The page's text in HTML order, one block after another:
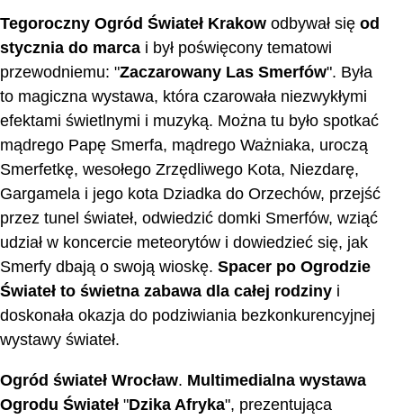
Tegoroczny Ogród Świateł Krakow odbywał się od
stycznia do marca i był poświęcony tematowi
przewodniemu: "Zaczarowany Las Smerfów". Była
to magiczna wystawa, która czarowała niezwykłymi
efektami świetlnymi i muzyką. Można tu było spotkać
mądrego Papę Smerfa, mądrego Ważniaka, uroczą
Smerfetkę, wesołego Zrzędliwego Kota, Niezdarę,
Gargamela i jego kota Dziadka do Orzechów, przejść
przez tunel świateł, odwiedzić domki Smerfów, wziąć
udział w koncercie meteorytów i dowiedzieć się, jak
Smerfy dbają o swoją wioskę. Spacer po Ogrodzie
Świateł to świetna zabawa dla całej rodziny i
doskonała okazja do podziwiania bezkonkurencyjnej
wystawy świateł.
Ogród świateł Wrocław. Multimedialna wystawa
Ogrodu Świateł "Dzika Afryka", prezentująca